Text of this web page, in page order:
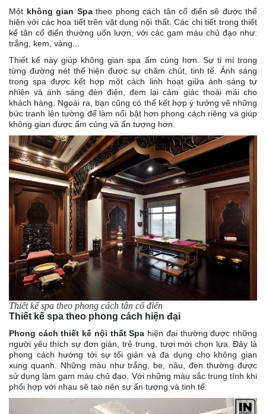
Một không gian Spatheo phong cách tân cổ điển sẽ được thể
hiện với các họa tiết trên vật dụng nội thất. Các chi tiết trong thiết
kế tân cổ điển thường uốn lượn, với các gam màu chủ đạo như:
trắng, kem, vàng...
Thiết kế này giúp không gian spa ấm cúng hơn. Sự tỉ mỉ trong
từng đường nét thể hiện được sự chăm chút, tinh tế. Ánh sáng
trong spa được kết hợp một cách linh hoạt giữa ánh sáng tự
nhiên và ánh sáng đèn điện, đem lại cảm giác thoải mái cho
khách hàng. Ngoài ra, bạn cũng có thể kết hợp ý tưởng vẽ những
bức tranh lên tường để làm nổi bật hơn phong cách riêng và giúp
không gian được ấm cúng và ấn tượng hơn.
Thiết kế spa theo phong cách tân cổ điển
Thiết kế spa theo phong cách hiện đại
Phong cách thiết kế nội thất Spa hiện đại thường được những
người yêu thích sự đơn giản, trẻ trung, tươi mới chọn lựa. Đây là
phong cách hướng tới sự tối giản và đa dụng cho không gian
xung quanh. Những màu như trắng, be, nâu, đen thường được
sử dụng làm gam màu chủ đạo. Với những màu sắc trung tính khi
phối hợp với nhau sẽ tao nên sự ấn tượng và tinh tế.